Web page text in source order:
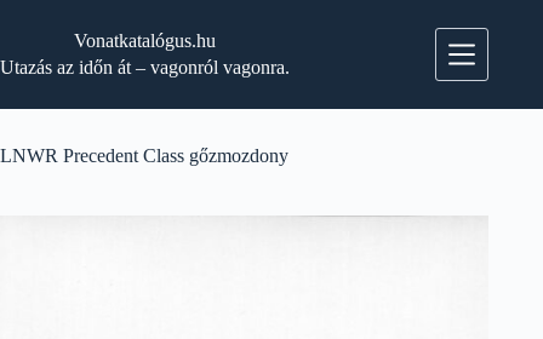
Vonatkatalógus.hu
Utazás az időn át – vagonról vagonra.
LNWR Precedent Class gőzmozdony